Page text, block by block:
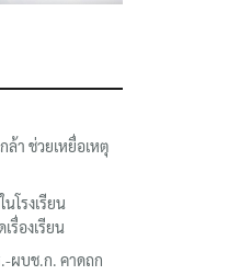
ล้า ช่วยเหยื่อเหตุ
โรงเรียน
รื่องเรียน
ผบช.ก. คาดถก